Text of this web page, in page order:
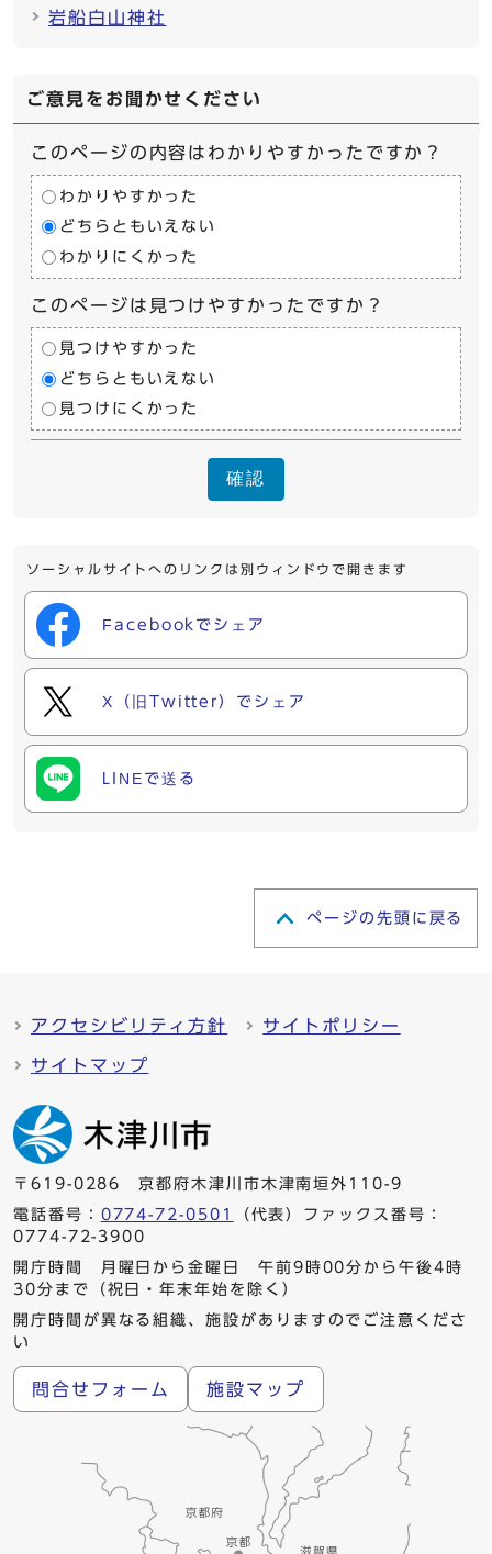
岩船白山神社
ご意見をお聞かせください
このページの内容はわかりやすかったですか？
わかりやすかった
どちらともいえない
わかりにくかった
このページは見つけやすかったですか？
見つけやすかった
どちらともいえない
見つけにくかった
確認
ソーシャルサイトへのリンクは別ウィンドウで開きます
Facebookでシェア
X（旧Twitter）でシェア
LINEで送る
ページの先頭に戻る
アクセシビリティ方針 サイトポリシー
サイトマップ
〒619-0286 京都府木津川市木津南垣外110-9
電話番号： 0774-72-0501
（代表）ファックス番号：
0774-72-3900
開庁時間 月曜日から金曜日 午前9時00分から午後4時
30分まで（祝日・年末年始を除く）
開庁時間が異なる組織、施設がありますのでご注意くださ
い
問合せフォーム 施設マップ